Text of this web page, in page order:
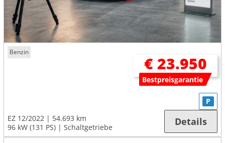
Benzin
€ 23.950
Bestpreisgarantie
EZ 12/2022
54.693 km
96 kW (131 PS)
Schaltgetriebe
P
Details